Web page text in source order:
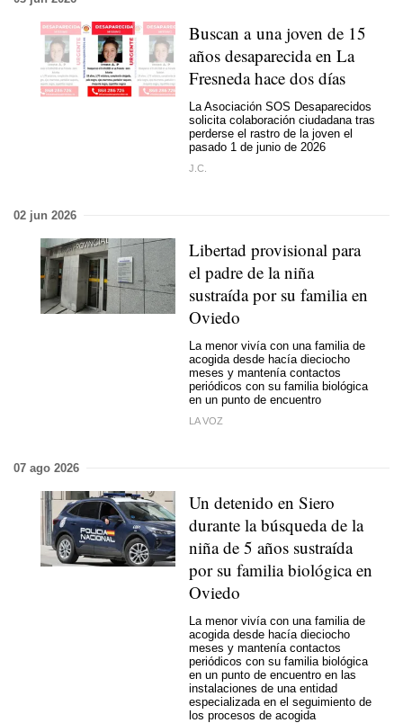
Buscan a una joven de 15
años desaparecida en La
Fresneda hace dos días
La Asociación SOS Desaparecidos
solicita colaboración ciudadana tras
perderse el rastro de la joven el
pasado 1 de junio de 2026
J.C.
02 jun 2026
Libertad provisional para
el padre de la niña
sustraída por su familia en
Oviedo
La menor vivía con una familia de
acogida desde hacía dieciocho
meses y mantenía contactos
periódicos con su familia biológica
en un punto de encuentro
LA VOZ
07 ago 2026
Un detenido en Siero
durante la búsqueda de la
niña de 5 años sustraída
por su familia biológica en
Oviedo
La menor vivía con una familia de
acogida desde hacía dieciocho
meses y mantenía contactos
periódicos con su familia biológica
en un punto de encuentro en las
instalaciones de una entidad
especializada en el seguimiento de
los procesos de acogida